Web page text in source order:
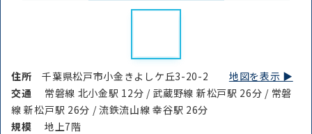
住所千葉県松戸市小金きよしケ丘3-20-2 地図を表示 ▶︎
交通
常磐線 北小金駅 12分 / 武蔵野線 新松戸駅 26分 / 常磐
線 新松戸駅 26分 / 流鉄流山線 幸谷駅 26分
規模
地上7階